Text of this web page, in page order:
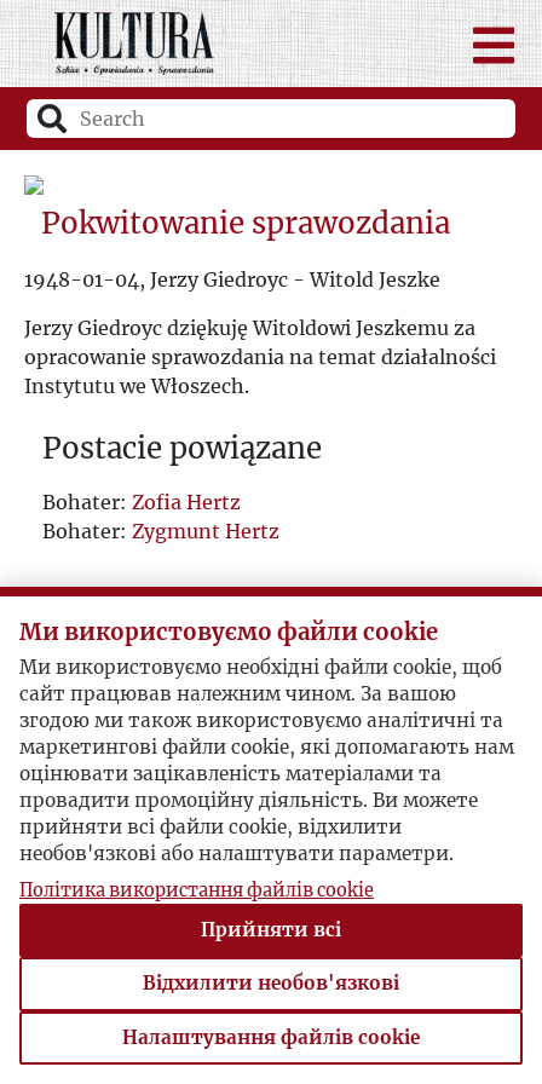
Pokwitowanie sprawozdania
1948-01-04, Jerzy Giedroyc - Witold Jeszke
Jerzy Giedroyc dziękuję Witoldowi Jeszkemu za
opracowanie sprawozdania na temat działalności
Instytutu we Włoszech.
Postacie powiązane
Bohater: Zofia Hertz
Bohater: Zygmunt Hertz
Ми використовуємо файли cookie
Ми використовуємо необхідні файли cookie, щоб
сайт працював належним чином. За вашою
згодою ми також використовуємо аналітичні та
маркетингові файли cookie, які допомагають нам
оцінювати зацікавленість матеріалами та
провадити промоційну діяльність. Ви можете
прийняти всі файли cookie, відхилити
необов'язкові або налаштувати параметри.
Політика використання файлів cookie
Прийняти всі
Відхилити необов'язкові
Налаштування файлів cookie
Налаштування файлів cookie